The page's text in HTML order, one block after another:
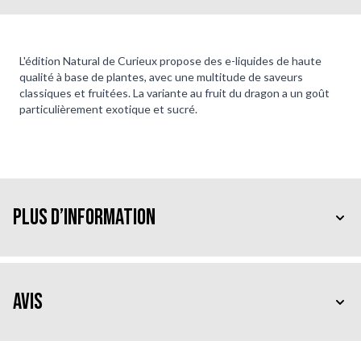
L'édition Natural de Curieux propose des e-liquides de haute
qualité à base de plantes, avec une multitude de saveurs
classiques et fruitées. La variante au fruit du dragon a un goût
particulièrement exotique et sucré.
Plus d’information
Avis